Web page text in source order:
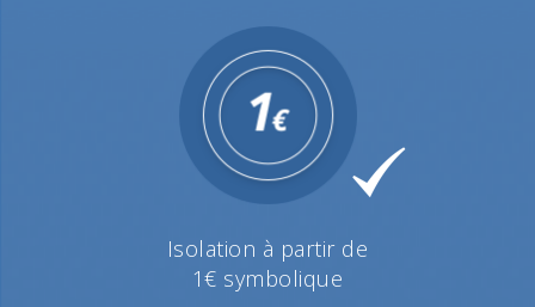
Isolation à partir de
1€ symbolique